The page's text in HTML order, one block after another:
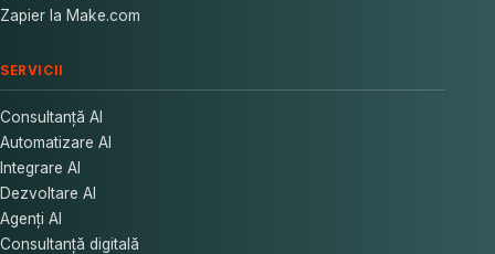
Zapier la Make.com
SERVICII
Consultanță AI
Automatizare AI
Integrare AI
Dezvoltare AI
Agenți AI
Consultanță digitală